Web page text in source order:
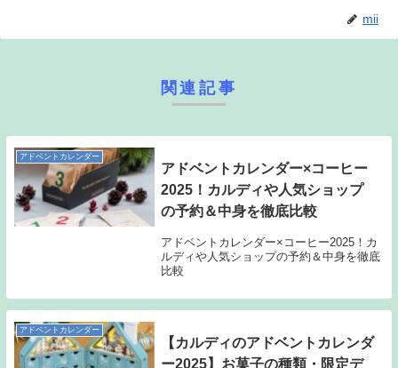
mii
関連記事
アドベントカレンダー
アドベントカレンダー×コーヒー
2025！カルディや人気ショップ
の予約＆中身を徹底比較
アドベントカレンダー×コーヒー2025！カ
ルディや人気ショップの予約＆中身を徹底
比較
アドベントカレンダー
【カルディのアドベントカレンダ
ー2025】お菓子の種類・限定デ